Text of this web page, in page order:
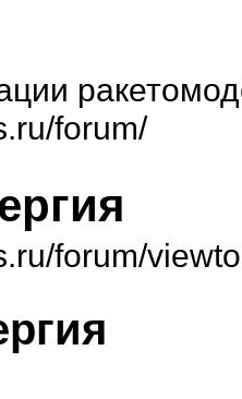
forum/
forum/